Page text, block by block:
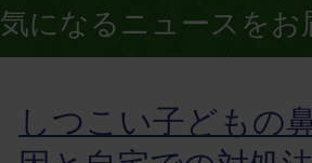
気になるニュースをお
しつこい子どもの